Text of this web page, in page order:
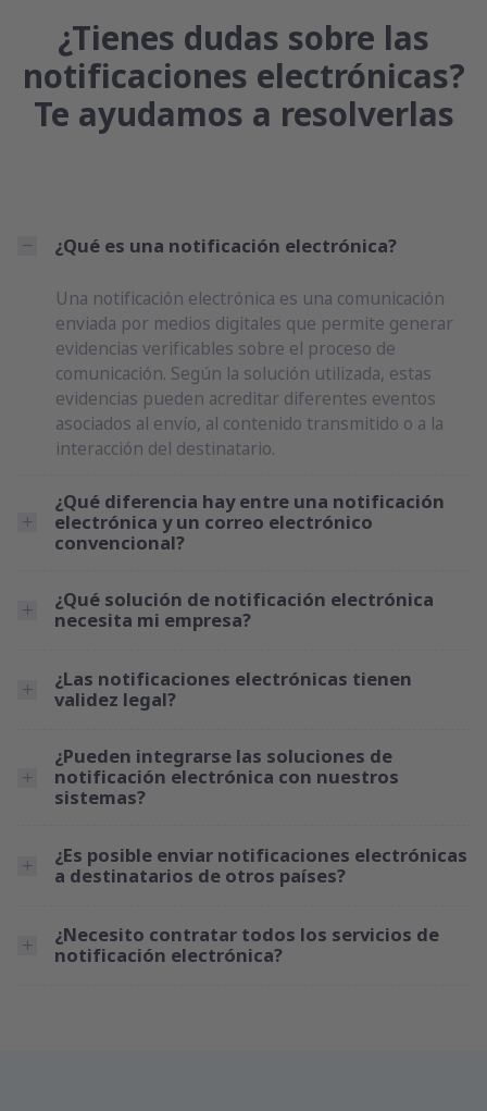
¿Tienes dudas sobre las
notificaciones electrónicas?
Te ayudamos a resolverlas
¿Qué es una notificación electrónica?
Una notificación electrónica es una comunicación
enviada por medios digitales que permite generar
evidencias verificables sobre el proceso de
comunicación. Según la solución utilizada, estas
evidencias pueden acreditar diferentes eventos
asociados al envío, al contenido transmitido o a la
interacción del destinatario.
¿Qué diferencia hay entre una notificación
electrónica y un correo electrónico
convencional?
¿Qué solución de notificación electrónica
necesita mi empresa?
¿Las notificaciones electrónicas tienen
validez legal?
¿Pueden integrarse las soluciones de
notificación electrónica con nuestros
sistemas?
¿Es posible enviar notificaciones electrónicas
a destinatarios de otros países?
¿Necesito contratar todos los servicios de
notificación electrónica?